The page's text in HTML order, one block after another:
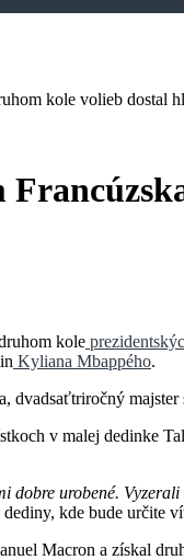
kole volieb dostal
kole
Kyliana Mbappého.
dvadsaťtriročný
v malej dedinke
urobené.
kde bude určite
Macron a získal